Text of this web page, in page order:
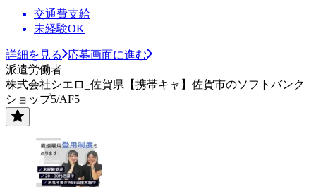
交通費支給
未経験OK
詳細を見る
応募画面に進む
派遣労働者
株式会社シエロ_佐賀県【携帯キャ】佐賀市のソフトバンク
ショップ5/AF5